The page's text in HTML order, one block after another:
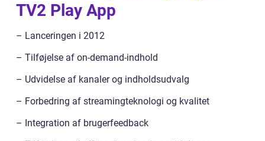
TV2 Play App
– Lanceringen i 2012
– Tilføjelse af on-demand-indhold
– Udvidelse af kanaler og indholdsudvalg
– Forbedring af streamingteknologi og kvalitet
– Integration af brugerfeedback